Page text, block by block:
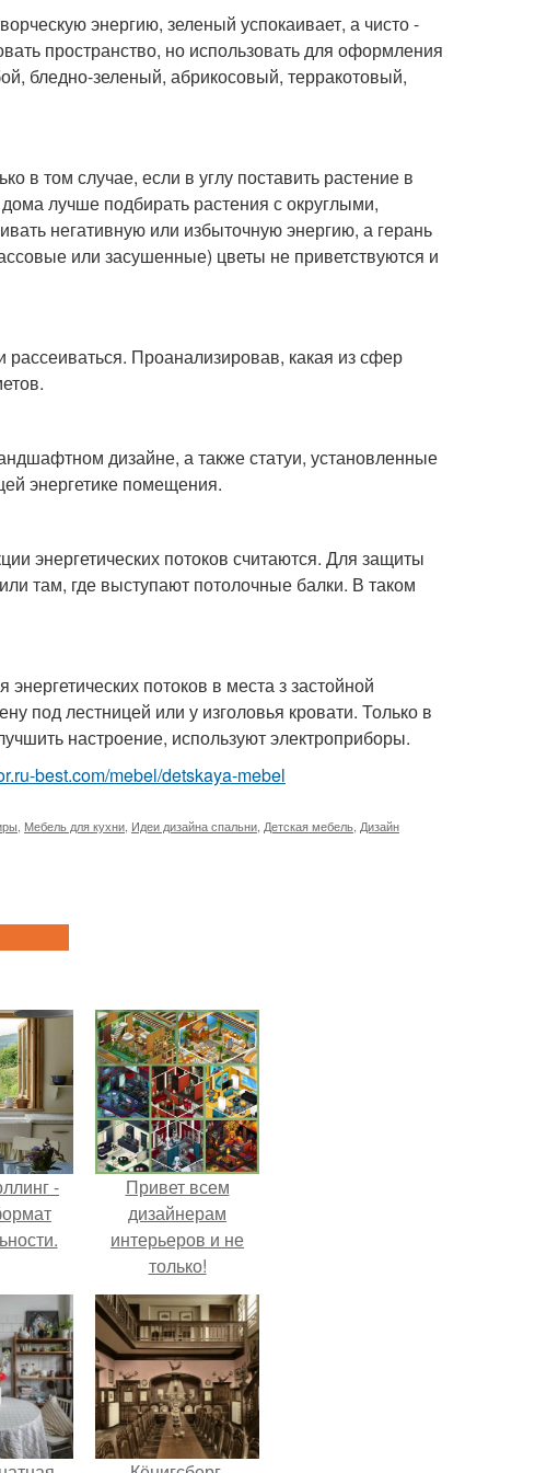
энергию, зеленый успокаивает, а чисто -
пространство, но использовать для оформления
бледно-зеленый, абрикосовый, терракотовый,
в том случае, если в углу поставить растение в
лучше подбирать растения с округлыми,
негативную или избыточную энергию, а герань
или засушенные) цветы не приветствуются и
Проанализировав, какая из сфер
дизайне, а также статуи, установленные
энергетике помещения.
энергетических потоков считаются. Для защиты
там, где выступают потолочные балки. В таком
потоков в места з застойной
под лестницей или у изголовья кровати. Только в
настроение, используют электроприборы.
best.com/mebel/detskaya-mebel
Мебель для кухни Идеи дизайна спальни Детская мебель Дизайн
-
Привет всем
дизайнерам
интерьеров и не
только!